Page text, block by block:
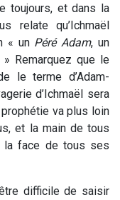
toujours, et dans la
relate qu’Ichmaël
« un Péré Adam, un
Remarquez que le
le terme d’Adam-
d’Ichmaël sera
va plus loin
et la main de tous
la face de tous ses
difficile de saisir